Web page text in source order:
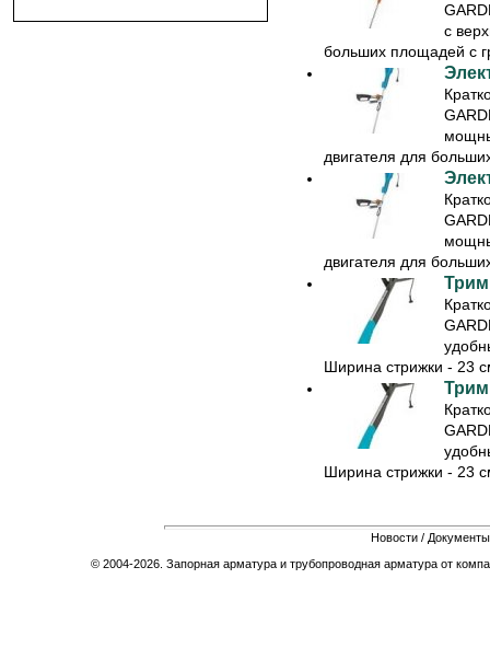
с
больших площадей с
двигателя для
двигателя для
Ширина стрижки - 23
Ширина стрижки - 23
Новости / Документы
© 2004-2026. Запорная арматура и трубопроводная арматура от